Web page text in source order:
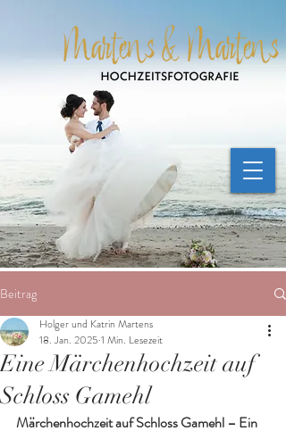
Beitrag
Eine Märchenhochzeit auf
Schloss Gamehl
Holger und Katrin Martens
18. Jan. 2025 1 Min. Lesezeit
Märchenhochzeit auf Schloss Gamehl – Ein